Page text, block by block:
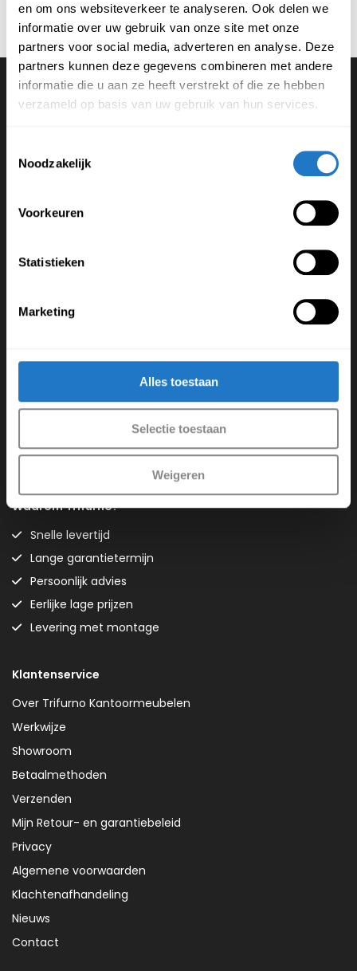
en om ons websiteverkeer te analyseren. Ook delen we
informatie over uw gebruik van onze site met onze
partners voor social media, adverteren en analyse. Deze
partners kunnen deze gegevens combineren met andere
informatie die u aan ze heeft verstrekt of die ze hebben
verzameld op basis van uw gebruik van hun services.
Noodzakelijk
Voorkeuren
Statistieken
Marketing
Alles toestaan
Selectie toestaan
Weigeren
Contact gegevens
+31 475 43 20 25
Openingstijden: Ma - Vr / 9:00 - 17.00
Vind ons op Social media
Account
Winkelwagen
Wachtwoord vergeten
Sitemap
Waarom Trifurno?
Snelle levertijd
Lange garantietermijn
Persoonlijk advies
Eerlijke lage prijzen
Levering met montage
Klantenservice
Over Trifurno Kantoormeubelen
Werkwijze
Showroom
Betaalmethoden
Verzenden
Mijn Retour- en garantiebeleid
Privacy
Algemene voorwaarden
Klachtenafhandeling
Nieuws
Contact